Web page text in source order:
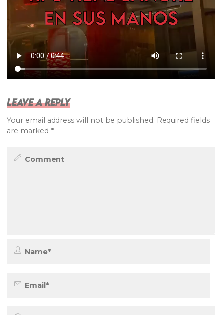
Leave a Reply
Your email address will not be published. Required fields
are marked *